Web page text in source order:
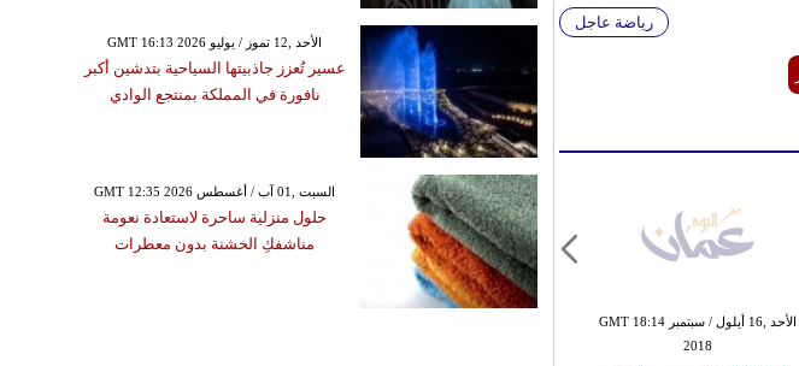
رياضة عاجل
الأحد ,16 أيلول / سبتمبر GMT 18:14
2018
GMT 16:13 2026 الأحد ,12 تموز / يوليو
عسير تُعزز جاذبيتها السياحية بتدشين أكبر
نافورة في المملكة بمنتجع الوادي
GMT 12:35 2026 السبت ,01 آب / أغسطس
حلول منزلية ساحرة لاستعادة نعومة
مناشفكِ الخشنة بدون معطرات